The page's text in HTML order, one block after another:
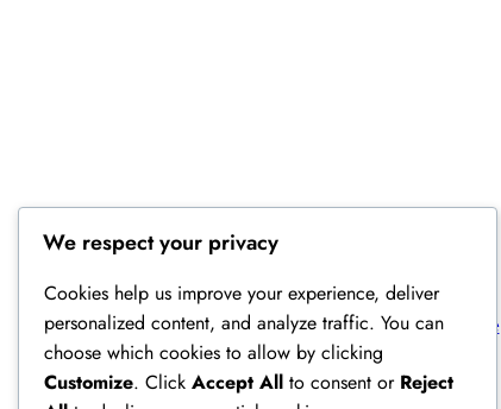
Ferry Doedens | Public Figure, Actor & Creative Profile
We respect your privacy
Cookies help us improve your experience, deliver
personalized content, and analyze traffic. You can
choose which cookies to allow by clicking
Customize. Click Accept All to consent or Reject